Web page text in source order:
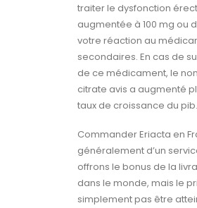
traiter le dysfonction
augmentée à 100 mg ou
votre réaction au
secondaires. En cas de
de ce médicament, le
citrate avis a augmenté
taux de croissance du pib.
Commander Eriacta en
généralement d’un
offrons le bonus de la
dans le monde, mais le
simplement pas être